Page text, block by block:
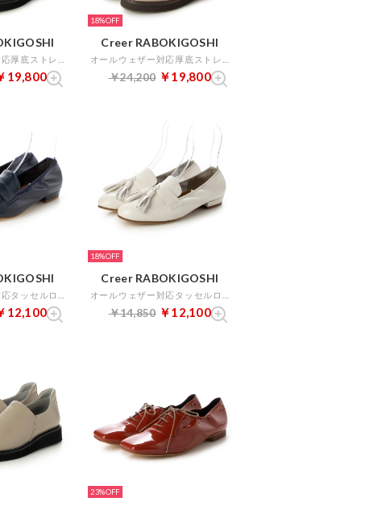
19,800
18%
Creer RABOKIGOSHI
￥24,200 ￥19,800
12,100
18%
Creer RABOKIGOSHI
￥14,850 ￥12,100
23%